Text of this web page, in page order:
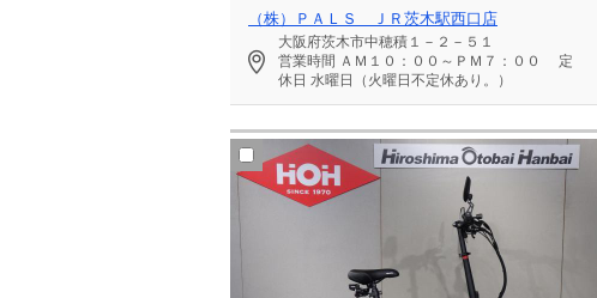
（株）ＰＡＬＳ ＪＲ茨木駅西口店
大阪府茨木市中穂積１－２－５１
営業時間 ＡＭ１０：００～ＰＭ７：００
定
休日 水曜日（火曜日不定休あり。）